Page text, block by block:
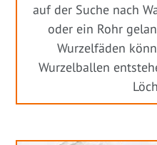
auf der Suche nach
oder ein Rohr
Wurzelfäden
Wurzelballen